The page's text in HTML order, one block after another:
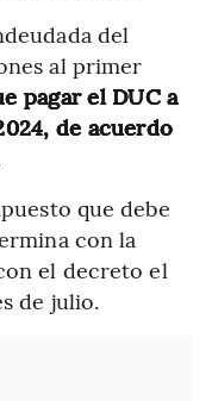
del
al primer
pagar el DUC a
de acuerdo
que debe
con la
el decreto el
de julio.